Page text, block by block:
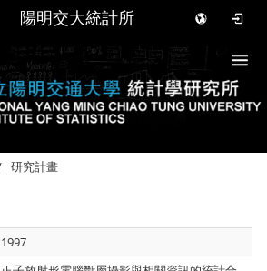
陽明交大統計所
研究計畫
1997